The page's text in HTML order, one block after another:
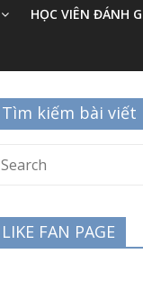
HỌC VIÊN ĐÁNH
Tìm kiếm bài viết
LIKE FAN PAGE